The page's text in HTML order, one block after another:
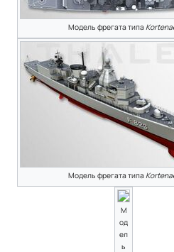
Модель фрегата типа
Модель фрегата типа
М
од
ел
ь